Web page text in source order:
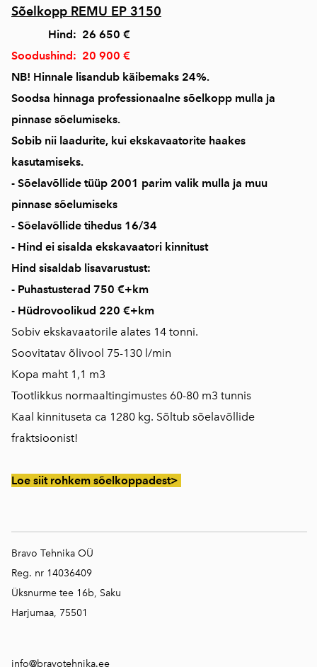
Sõelkopp REMU EP 3150
Hind: 26 650 €
Soodushind: 20 900 €
NB! Hinnale lisandub käibemaks 24%.
Soodsa hinnaga professionaalne sõelkopp mulla ja
pinnase sõelumiseks.
Sobib nii laadurite, kui ekskavaatorite haakes
kasutamiseks.
- Sõelavõllide tüüp 2001 parim valik mulla ja muu
pinnase sõelumiseks
- Sõelavõllide tihedus 16/34
- Hind ei sisalda ekskavaatori kinnitust
Hind sisaldab lisavarustust:
- Puhastusterad 750 €+km
- Hüdrovoolikud 220 €+km
Sobiv ekskavaatorile alates 14 tonni.
Soovitatav õlivool 75-130 l/min
Kopa maht 1,1 m3
Tootlikkus normaaltingimustes 60-80 m3 tunnis
Kaal kinnituseta ca 1280 kg. Sõltub sõelavõllide
fraktsioonist!
Loe siit rohkem sõelkoppadest>
Bravo Tehnika OÜ
Reg. nr 14036409
Üksnurme tee 16b, Saku
Harjumaa, 75501
info@bravotehnika.ee